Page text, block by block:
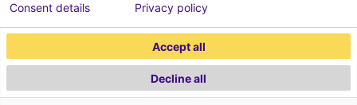
Cookies parameters Privacy policy
2026 ECONOCOM
Accept all
Decline all
Consent details Privacy policy